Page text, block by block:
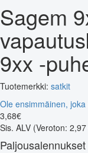
Sagem
9xx -
Tuotemerkki: satkit
Ole ensimmäinen,
3,68€
Sis. ALV (Veroton:
Paljousalennukset